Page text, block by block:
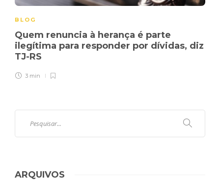
BLOG
Quem renuncia à herança é parte
ilegítima para responder por dívidas, diz
TJ-RS
3 min
ARQUIVOS